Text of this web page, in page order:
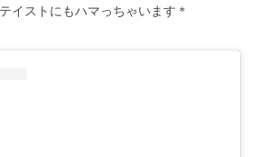
イストにもハマっちゃいます＊